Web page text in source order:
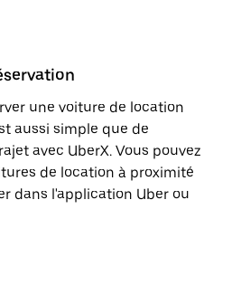
une voiture de location
aussi simple que de
avec UberX. Vous pouvez
de location à proximité
dans l'application Uber ou